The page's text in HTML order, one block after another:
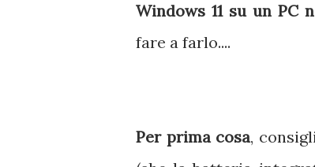
Windows 11 su un PC
fare a farlo....
Per prima cosa,